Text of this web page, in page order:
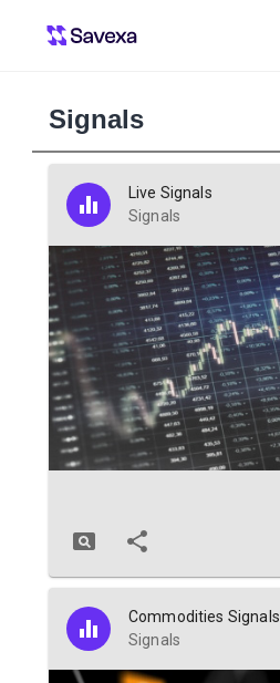
Signals
Live Signals
Signals
Commodities Signals
Signals